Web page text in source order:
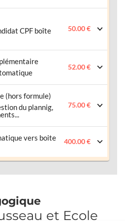
CPF boîte
50.00 €
52.00 €
(hors formule)
du plannig,
75.00 €
vers boite
400.00 €
et Ecole